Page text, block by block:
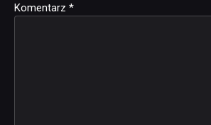
Komentarz *
Alternative: